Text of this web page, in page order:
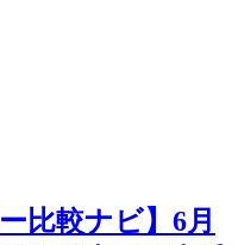
比較ナビ】6月